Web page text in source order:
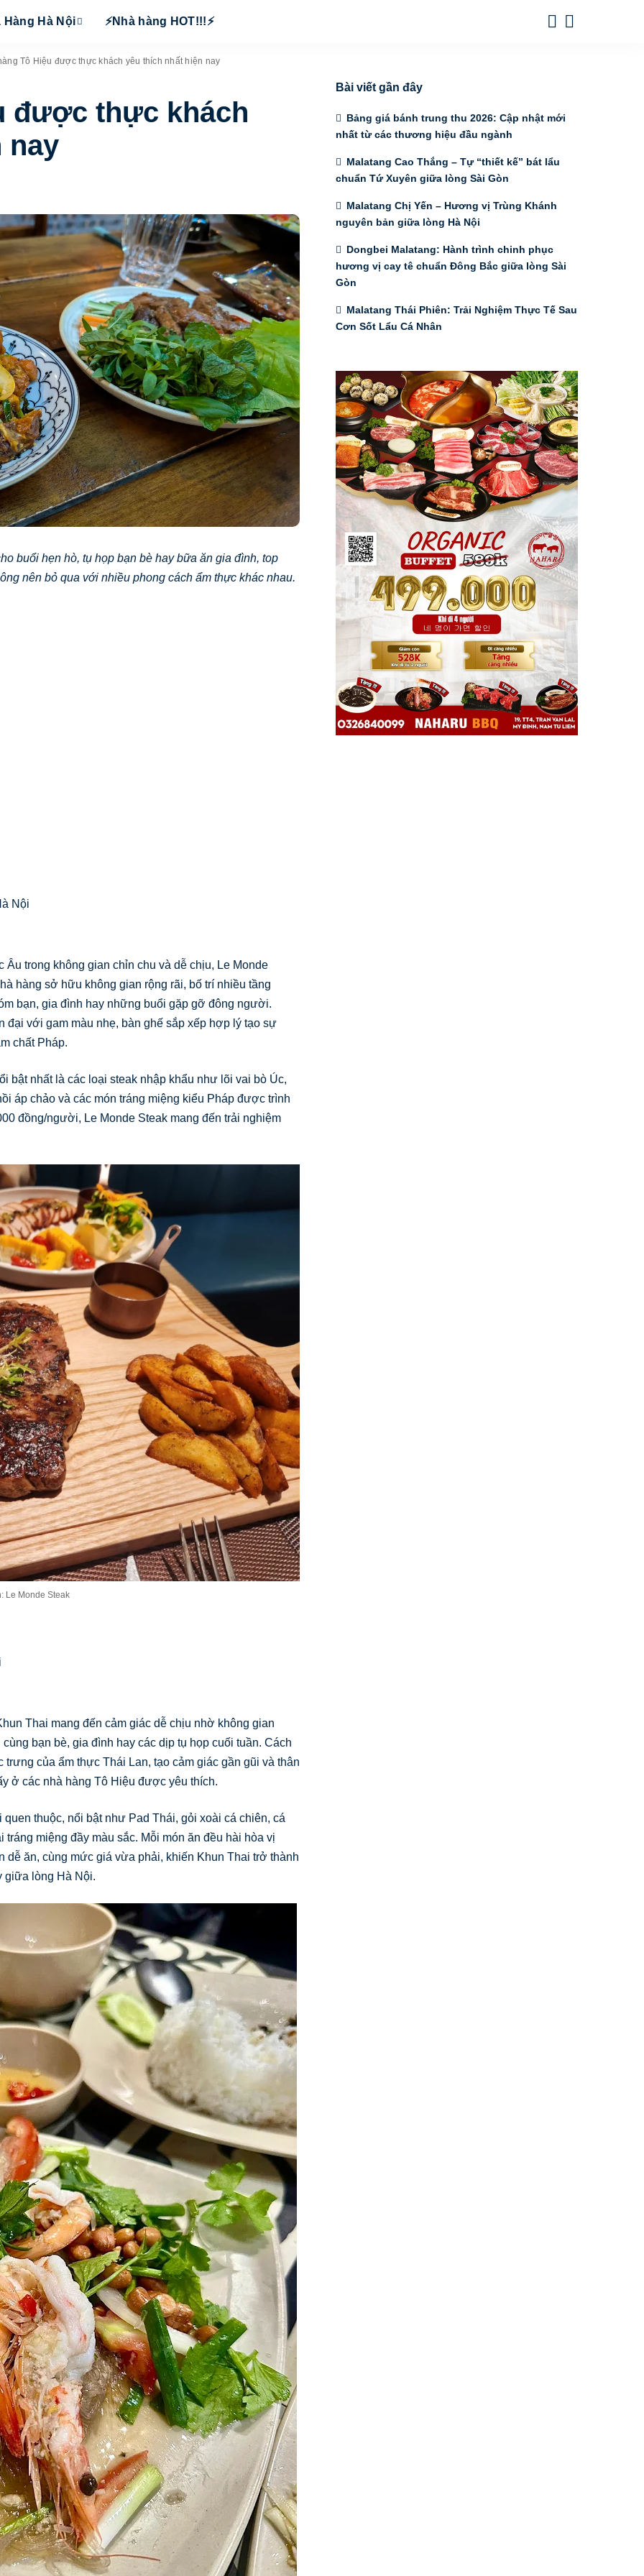
Hàng Hà Nội ⚡Nhà hàng HOT!!!⚡
Tô Hiệu được thực khách yêu thích nhất hiện nay
được thực khách
nay
buổi hẹn hò, tụ họp bạn bè hay bữa ăn gia đình, top
nên bỏ qua với nhiều phong cách ẩm thực khác nhau.
Nội
trong không gian chỉn chu và dễ chịu, Le Monde
hàng sở hữu không gian rộng rãi, bố trí nhiều tầng
bạn, gia đình hay những buổi gặp gỡ đông người.
với gam màu nhẹ, bàn ghế sắp xếp hợp lý tạo sự
chất Pháp.
bật nhất là các loại steak nhập khẩu như lõi vai bò Úc,
áp chảo và các món tráng miệng kiểu Pháp được trình
đồng/người, Le Monde Steak mang đến trải nghiệm
Le Monde Steak
Thai mang đến cảm giác dễ chịu nhờ không gian
bạn bè, gia đình hay các dịp tụ họp cuối tuần. Cách
của ẩm thực Thái Lan, tạo cảm giác gần gũi và thân
ở các nhà hàng Tô Hiệu được yêu thích.
thuộc, nổi bật như Pad Thái, gỏi xoài cá chiên, cá
miệng đầy màu sắc. Mỗi món ăn đều hài hòa vị
dễ ăn, cùng mức giá vừa phải, khiến Khun Thai trở thành
giữa lòng Hà Nội.
Bài viết gần đây
Bảng giá bánh trung thu 2026: Cập nhật mới
nhất từ các thương hiệu đầu ngành
Malatang Cao Thắng – Tự “thiết kế” bát lẩu
chuẩn Tứ Xuyên giữa lòng Sài Gòn
Malatang Chị Yến – Hương vị Trùng Khánh
nguyên bản giữa lòng Hà Nội
Dongbei Malatang: Hành trình chinh phục
hương vị cay tê chuẩn Đông Bắc giữa lòng Sài
Gòn
Malatang Thái Phiên: Trải Nghiệm Thực Tế Sau
Cơn Sốt Lẩu Cá Nhân